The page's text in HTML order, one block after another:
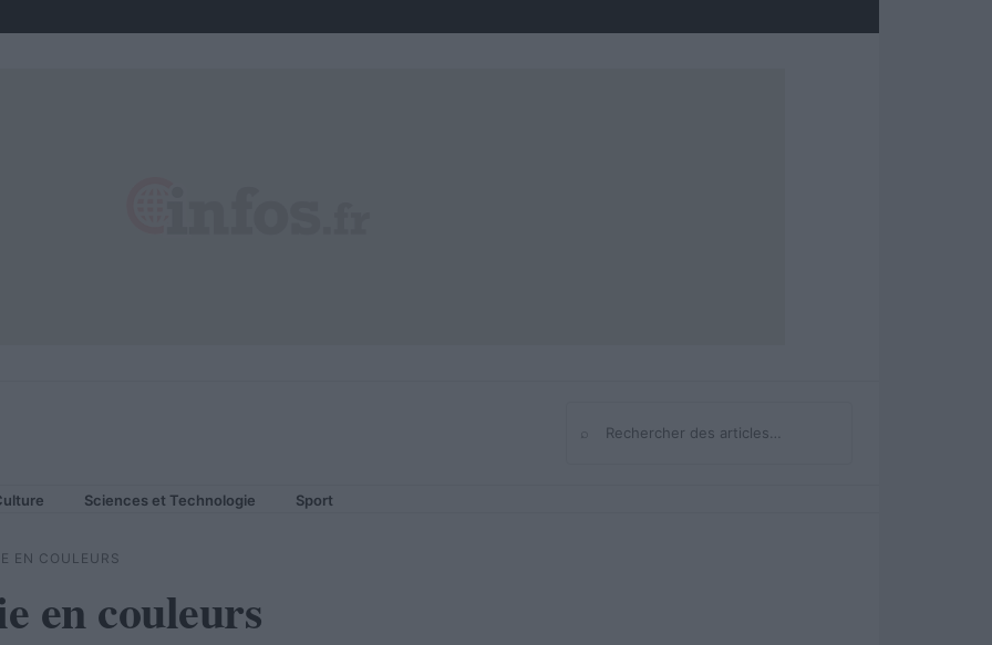
Rechercher
Sciences et Technologie Sport
EN COULEURS
en couleurs